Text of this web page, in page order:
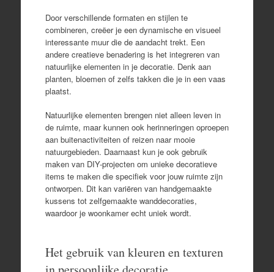
Door verschillende formaten en stijlen te
combineren, creëer je een dynamische en visueel
interessante muur die de aandacht trekt. Een
andere creatieve benadering is het integreren van
natuurlijke elementen in je decoratie. Denk aan
planten, bloemen of zelfs takken die je in een vaas
plaatst.
Natuurlijke elementen brengen niet alleen leven in
de ruimte, maar kunnen ook herinneringen oproepen
aan buitenactiviteiten of reizen naar mooie
natuurgebieden. Daarnaast kun je ook gebruik
maken van DIY-projecten om unieke decoratieve
items te maken die specifiek voor jouw ruimte zijn
ontworpen. Dit kan variëren van handgemaakte
kussens tot zelfgemaakte wanddecoraties,
waardoor je woonkamer echt uniek wordt.
Het gebruik van kleuren en texturen